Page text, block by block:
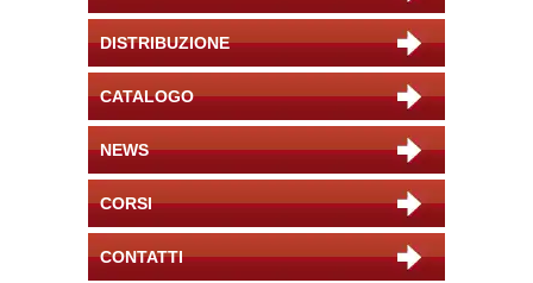
DISTRIBUZIONE
CATALOGO
NEWS
CORSI
CONTATTI